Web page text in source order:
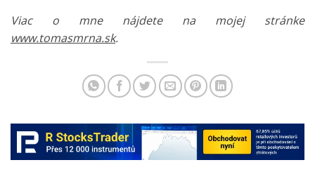
Viac o mne nájdete na mojej stránke
www.tomasmrna.sk.